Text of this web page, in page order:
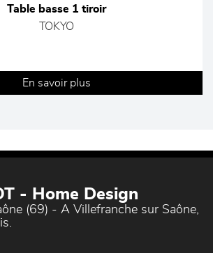
Table basse 1 tiroir
TOKYO
En savoir plus
- Home Design
(69) - A Villefranche sur Saône,